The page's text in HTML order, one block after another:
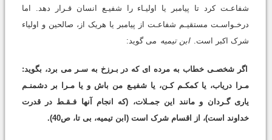
شفاعـت کرد تا پیامبر یا اولیـاء را شفیـع انسان قـرار دهد. اما
درخـواسـت مستقیـم شفاعـت از پیامبر یا هریک از، صالحین و اولیاء
شرک اکبر است.
ابن تیمیه می گوید:
اگر شخصـی خطاب به مرده ای که در بـرزخ به سـر می برد، بگوید:
مـرا دریاب، یا کمکـم کـن، یا شفیـع من باش و یا مـرا بر دشمنـم
یاری گـردان و مانند این جمـلات، (که انجام آنها فـقـط در قدرت
خداوند است)، از اقسام شرک است (ابن تیمیه، بی تا، ص40).